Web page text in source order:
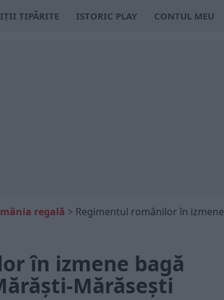
TIPĂRITE ISTORIC PLAY CONTUL MEU
regală > Regimentul românilor în izmene
în izmene bagă
Mărăsești